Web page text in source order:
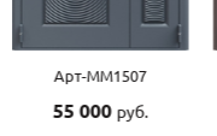
Арт-ММ1507
55 000 руб.